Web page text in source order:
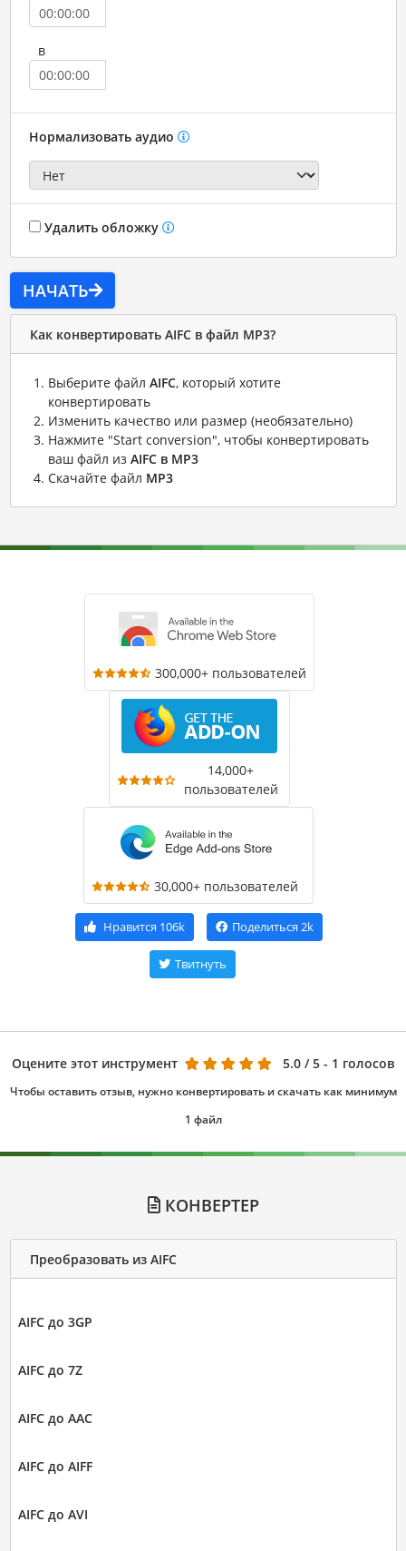
в
Нормализовать аудио
Удалить обложку
НАЧАТЬ
Как конвертировать AIFC в файл MP3?
Выберите файл AIFC, который хотите
конвертировать
Изменить качество или размер (необязательно)
Нажмите "Start conversion", чтобы конвертировать
ваш файл из AIFC в MP3
Скачайте файл MP3
300,000+ пользователей
14,000+
пользователей
30,000+ пользователей
Нравится 106k Поделиться 2k
Твитнуть
Оцените этот инструмент 5.0 / 5 - 1 голосов
Чтобы оставить отзыв, нужно конвертировать и скачать как минимум
1 файл
КОНВЕРТЕР
Преобразовать из AIFC
AIFC до 3GP
AIFC до 7Z
AIFC до AAC
AIFC до AIFF
AIFC до AVI